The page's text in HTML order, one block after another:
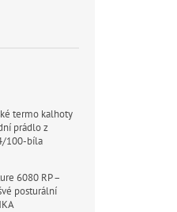
termo kalhoty
prádlo z
100-bíla
6080 RP –
posturální